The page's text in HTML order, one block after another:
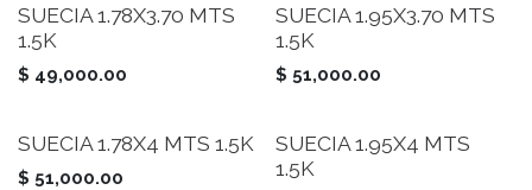
SUECIA 1.78X3.70 MTS
1.5K
$ 49,000.00
SUECIA 1.95X3.70 MTS
1.5K
$ 51,000.00
SUECIA 1.78X4 MTS 1.5K
$ 51,000.00
SUECIA 1.95X4 MTS
1.5K